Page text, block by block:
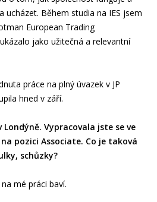
ucházet. Během studia na IES jsem
European Trading
jako užitečná a relevantní
práce na plný úvazek v JP
hned v září.
Vypracovala jste se ve
pozici Associate. Co je taková
schůzky?
mé práci baví.